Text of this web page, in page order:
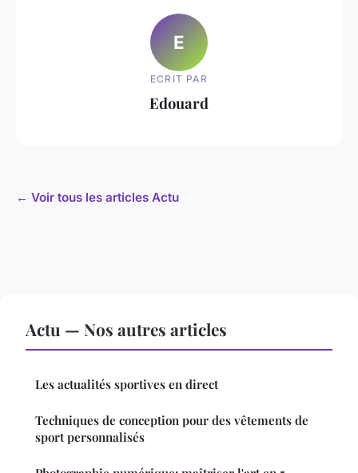
E
ECRIT PAR
Edouard
← Voir tous les articles Actu
Actu — Nos autres articles
Les actualités sportives en direct
Techniques de conception pour des vêtements de
sport personnalisés